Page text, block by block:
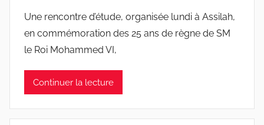
Une rencontre d’étude, organisée lundi à Assilah,
en commémoration des 25 ans de règne de SM
le Roi Mohammed VI,
Continuer la lecture